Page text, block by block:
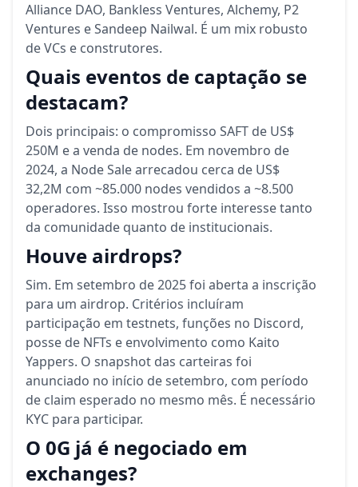
Alliance DAO, Bankless Ventures, Alchemy, P2
Ventures e Sandeep Nailwal. É um mix robusto
de VCs e construtores.
Quais eventos de captação se
destacam?
Dois principais: o compromisso SAFT de US$
250M e a venda de nodes. Em novembro de
2024, a Node Sale arrecadou cerca de US$
32,2M com ~85.000 nodes vendidos a ~8.500
operadores. Isso mostrou forte interesse tanto
da comunidade quanto de institucionais.
Houve airdrops?
Sim. Em setembro de 2025 foi aberta a inscrição
para um airdrop. Critérios incluíram
participação em testnets, funções no Discord,
posse de NFTs e envolvimento como Kaito
Yappers. O snapshot das carteiras foi
anunciado no início de setembro, com período
de claim esperado no mesmo mês. É necessário
KYC para participar.
O 0G já é negociado em
exchanges?